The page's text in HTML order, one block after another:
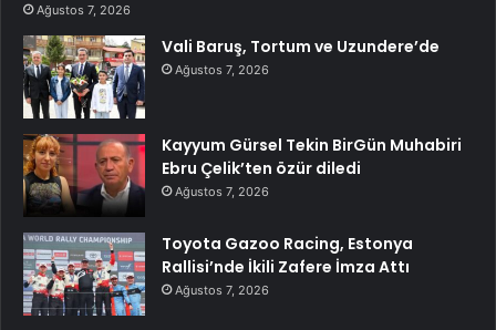
Ağustos 7, 2026
Vali Baruş, Tortum ve Uzundere’de
Ağustos 7, 2026
Kayyum Gürsel Tekin BirGün Muhabiri
Ebru Çelik’ten özür diledi
Ağustos 7, 2026
Toyota Gazoo Racing, Estonya
Rallisi’nde İkili Zafere İmza Attı
Ağustos 7, 2026